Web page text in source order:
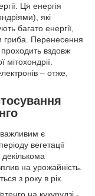
Ця енергія
які
багато енергії,
гриба. Перенесення
проходить вздовж
– отже,
є
вегетації
на урожайність.
з року в рік.